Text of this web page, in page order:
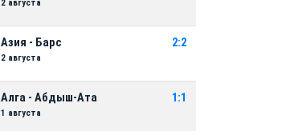
2 августа
Азия - Барс
2 августа
2:2
Алга - Абдыш-Ата
1 августа
1:1